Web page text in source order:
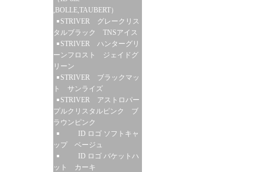
,BOLLE,TAUBERT）
STRIVER グレークリス
タルブラック TNSアイス
STRIVER ハンターグリ
ーンフロスト ジェイドグ
リーン
STRIVER ブラックマッ
ト サンライズ
STRIVER アストロパー
プルクリスタルピンク ブ
ラウンピンク
ID ロゴ ソフトキャ
ップ ベージュ
ID ロゴ バケットハ
ット カーキ